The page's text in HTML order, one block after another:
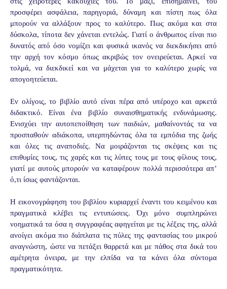
προσφέρει ασφάλεια, παρηγοριά, δύναμη και πίστη πως όλα
μπορούν να αλλάξουν προς το καλύτερο. Πως ακόμα και στα
δύσκολα, τίποτα δεν χάνεται εντελώς. Γιατί ο άνθρωπος είναι πιο
δυνατός από όσο νομίζει και φυσικά ικανός να διεκδικήσει από
την αρχή τον κόσμο όπως ακριβώς τον ονειρεύεται. Αρκεί να
τολμά, να διεκδικεί και να μάχεται για το καλύτερο χωρίς να
απογοητεύεται.
Εν ολίγοις, το βιβλίο αυτό είναι πέρα από υπέροχο και αρκετά
διδακτικό. Είναι ένα βιβλίο συναισθηματικής ενδυνάμωσης.
Ενισχύει την αυτοπεποίθηση των παιδιών, μαθαίνοντάς τα να
προσπαθούν αδιάκοπα, υπερπηδώντας όλα τα εμπόδια της ζωής
και όλες τις αναποδιές. Να μοιράζονται τις σκέψεις και τις
επιθυμίες τους, τις χαρές και τις λύπες τους με τους φίλους τους,
γιατί με αυτούς μπορούν να καταφέρουν πολλά περισσότερα απ’
ό,τι ίσως φαντάζονται.
Η εικονογράφηση του βιβλίου κυριαρχεί έναντι του κειμένου και
πραγματικά κλέβει τις εντυπώσεις. Όχι μόνο συμπληρώνει
νοηματικά τα όσα η συγγραφέας αφηγείται με τις λέξεις της, αλλά
ανοίγει ακόμα πιο διάπλατα τις πύλες της φαντασίας του μικρού
αναγνώστη, ώστε να πετάξει θαρρετά και με πάθος στα δικά του
αμέτρητα όνειρα, με την ελπίδα να τα κάνει όλα σύντομα
πραγματικότητα.